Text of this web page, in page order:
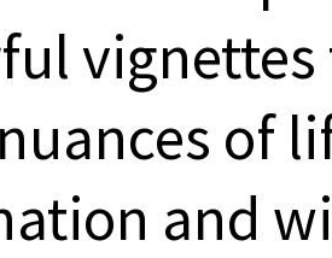
of
and